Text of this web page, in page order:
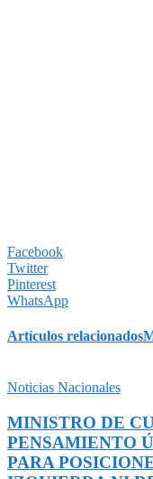
Facebook
Twitter
Pinterest
WhatsApp
Artículos relacionados
Noticias Nacionales
MINISTRO DE
PENSAMIENTO
PARA